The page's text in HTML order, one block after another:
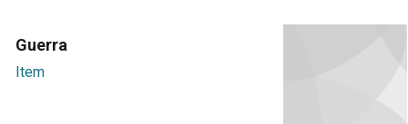
Guerra
Item